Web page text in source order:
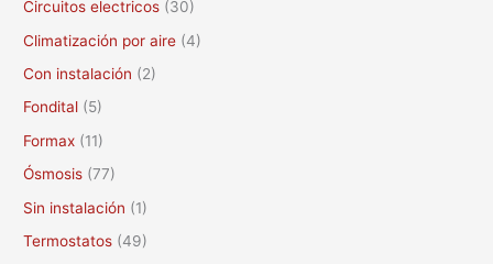
Circuitos electricos (30)
Climatización por aire (4)
Con instalación (2)
Fondital (5)
Formax (11)
Ósmosis (77)
Sin instalación (1)
Termostatos (49)